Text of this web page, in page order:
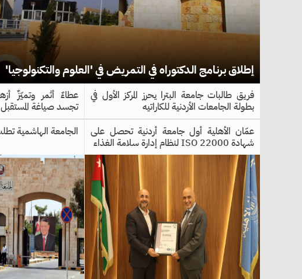
إطلاق برنامج الدكتوراه في التمريض في 'العلوم والتكنولوجيا'
فريق طالبات جامعة البترا يحرز المركز الأول في
بطولة الجامعات الأردنية للكاراتيه
عطاءٌ أثمر وتميّزٌ
تجسد صياغة المستقبل
عمّان الأهلية أول جامعة أردنية تحصل على
شهادة ISO 22000 لنظام إدارة سلامة الغذاء
الجامعة الهاشمية